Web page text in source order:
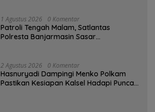
1 Agustus 2026 0 Komentar
Patroli Tengah Malam, Satlantas
Polresta Banjarmasin Sasar
2 Agustus 2026 0 Komentar
Hasnuryadi Dampingi Menko Polkam
Pastikan Kesiapan Kalsel Hadapi Puncak